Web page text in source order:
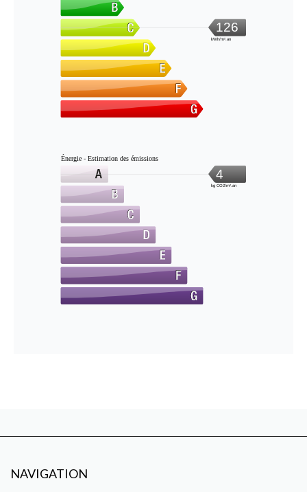
126
kWh/m².an
Énergie - Estimation des émissions
4
kg CO2/m².an
NAVIGATION